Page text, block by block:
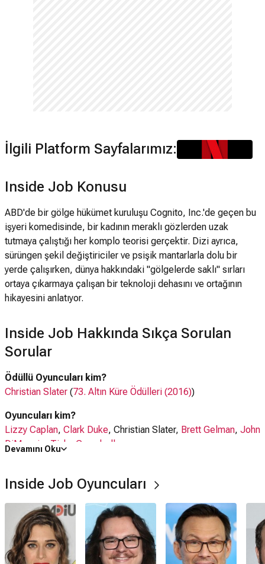
İlgili Platform Sayfalarımız:
Inside Job Konusu
ABD'de bir gölge hükümet kuruluşu Cognito, Inc.'de geçen bu
işyeri komedisinde, bir kadının meraklı gözlerden uzak
tutmaya çalıştığı her komplo teorisi gerçektir. Dizi ayrıca,
sürüngen şekil değiştiriciler ve psişik mantarlarla dolu bir
yerde çalışırken, dünya hakkındaki "gölgelerde saklı" sırları
ortaya çıkarmaya çalışan bir teknoloji dehasını ve ortağının
hikayesini anlatıyor.
Inside Job Hakkında Sıkça Sorulan
Sorular
Ödüllü Oyuncuları kim?
Christian Slater (73. Altın Küre Ödülleri (2016))
Oyuncuları kim?
Lizzy Caplan, Clark Duke, Christian Slater, Brett Gelman, John
DiMaggio ,Tisha Campbell
Lizzy Caplan,Christian Slater,Clark Duke
Ne zaman çıktı?
22 Ekim 2021
Inside Job dizisi nerede çekildi?
Devamını Oku
Inside Job Oyuncuları